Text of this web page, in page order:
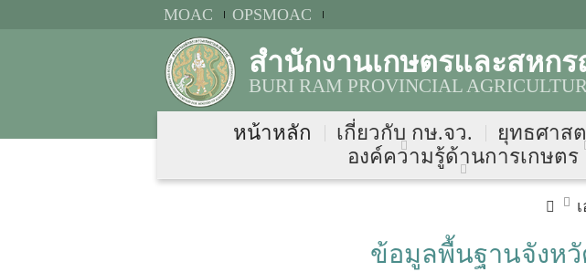
MOAC OPSMOAC
สำนักงานเกษตรและสหก
BURI RAM PROVINCIAL
หน้าหลัก เกี่ยวกับ กษ.จว. ยุทธศาส
องค์ความรู้ด้านการเกษตร
ข้อมูลพื้นฐานจังห